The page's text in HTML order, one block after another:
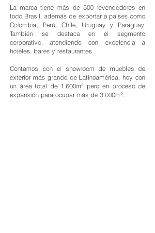
La marca tiene más de 500 revendedores en
todo Brasil, además de exportar a países como
Colombia, Perú, Chile, Uruguay y Paraguay.
También se destaca en el segmento
corporativo, atendiendo con excelencia a
hoteles, bares y restaurantes.
Contamos con el showroom de muebles de
exterior más grande de Latinoamérica, hoy con
un área total de 1.600m² pero en proceso de
expansión para ocupar más de 3.000m².